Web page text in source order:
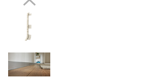
Riflaj exterior
Riflaje Interioare
Glafuri
Glafuri Interioare
Glafuri Exterioare